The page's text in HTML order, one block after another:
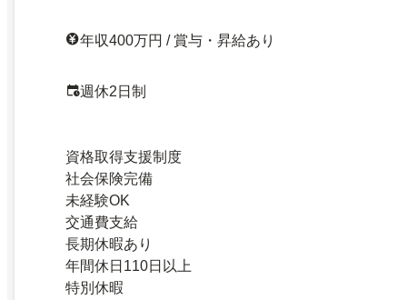
年収400万円 / 賞与・昇給あり
週休2日制
資格取得支援制度
社会保険完備
未経験OK
交通費支給
長期休暇あり
年間休日110日以上
特別休暇